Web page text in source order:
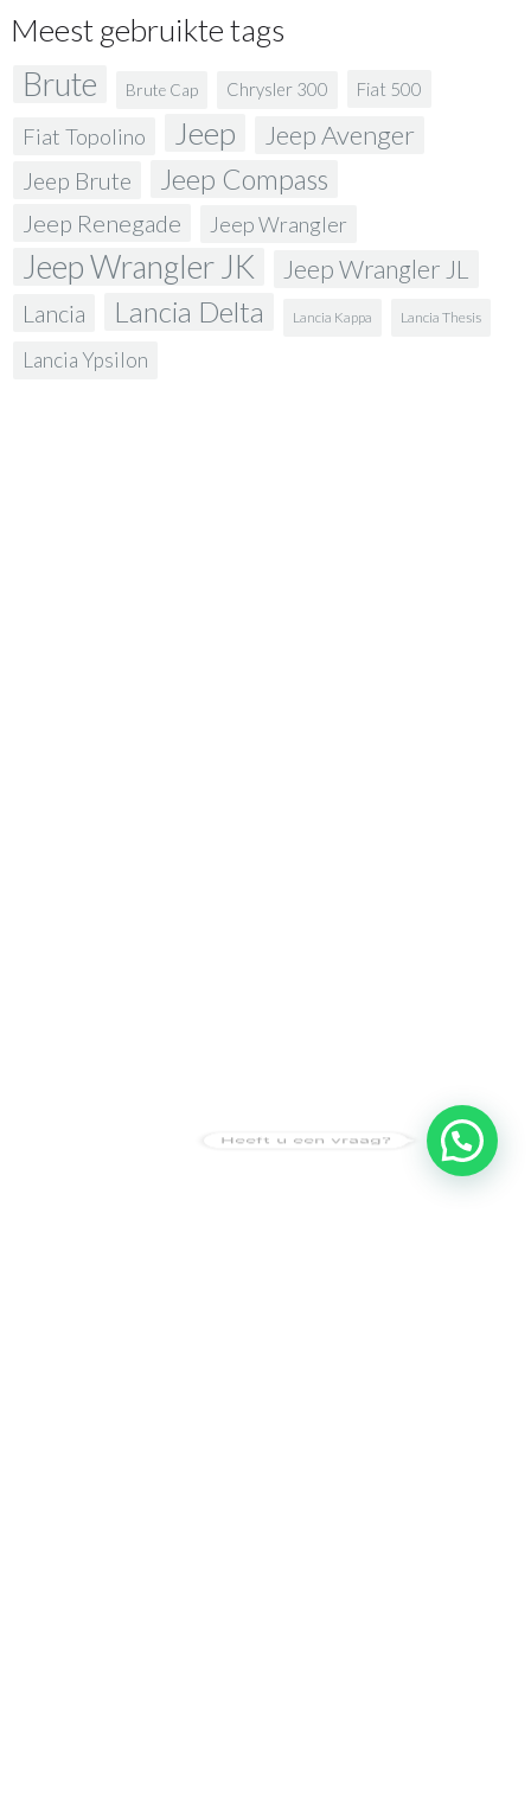
Meest gebruikte tags
Brute Brute Cap Chrysler 300 Fiat 500
Fiat Topolino Jeep Jeep Avenger
Jeep Brute Jeep Compass
Jeep Renegade Jeep Wrangler
Jeep Wrangler JK Jeep Wrangler JL
Lancia Lancia Delta Lancia Kappa Lancia Thesis
Lancia Ypsilon
Heeft u een vraag?